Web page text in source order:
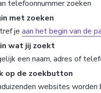
telefoonnummer zoeken
met zoeken
je aan het begin van de
wat jij zoekt
een naam, adres of
op de zoekbutton
websites worden